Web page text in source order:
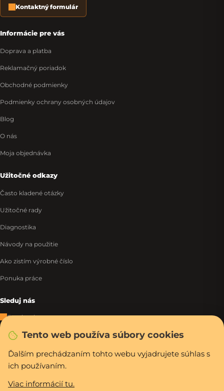
Tento web používa súbory cookies
Ďalším prechádzaním tohto webu vyjadrujete súhlas s
ich používaním.
Viac informácií tu.
Kontaktný formulár
Informácie pre vás
Doprava a platba
Reklamačný poriadok
Obchodné podmienky
Podmienky ochrany osobných údajov
Blog
O nás
Moja objednávka
Užitočné odkazy
Často kladené otázky
Užitočné rady
Diagnostika
Návody na použitie
Ako zistím výrobné číslo
Ponuka práce
Sleduj nás
Facebook
Instagram
Tiktok
WhatsApp